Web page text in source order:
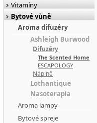
Vitamíny
Bytové vůně
Aroma difuzéry
Ashleigh Burwood
Difuzéry
The Scented Home
ESCAPOLOGY
Náplně
Lothantique
Nasoterapia
Aroma lampy
Bytové spreje